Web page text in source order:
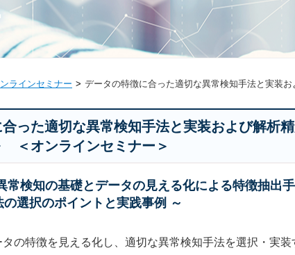
ラインセミナー データの特徴に合った適切な異常検知手法と実装
った適切な異常検知手法と実装および解析
＜オンラインセミナー＞
常検知の基礎とデータの見える化による特徴抽出
選択のポイントと実践事例 ～
タの特徴を見える化し、適切な異常検知手法を選択・実